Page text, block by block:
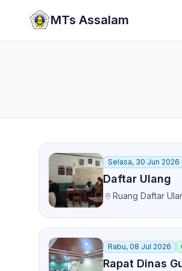
Lewati ke konten utama
MTs Assalam
Selasa, 30 Jun 2026
Daftar Ulang
Ruang Daftar
Rabu, 08 Jul 2026
Rapat Dinas